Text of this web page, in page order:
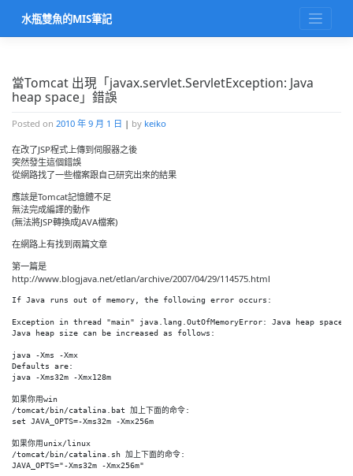
水瓶雙魚的MIS筆記
當Tomcat 出現「javax.servlet.ServletException: Java
heap space」錯誤
Posted on 2010 年 9 月 1 日 | by keiko
在改了JSP程式上傳到伺服器之後
突然發生這個錯誤
從網路找了一些檔案跟自己研究出來的結果
應該是Tomcat記憶體不足
無法完成編譯的動作
(無法將JSP轉換成JAVA檔案)
在網路上有找到兩篇文章
第一篇是
http://www.blogjava.net/etlan/archive/2007/04/29/114575.html
If Java runs out of memory, the following error occurs:
Exception in thread "main" java.lang.OutOfMemoryError: Java heap space
Java heap size can be increased as follows:
java -Xms -Xmx
Defaults are:
java -Xms32m -Xmx128m
如果你用win
/tomcat/bin/catalina.bat 加上下面的命令:
set JAVA_OPTS=-Xms32m -Xmx256m
如果你用unix/linux
/tomcat/bin/catalina.sh 加上下面的命令: